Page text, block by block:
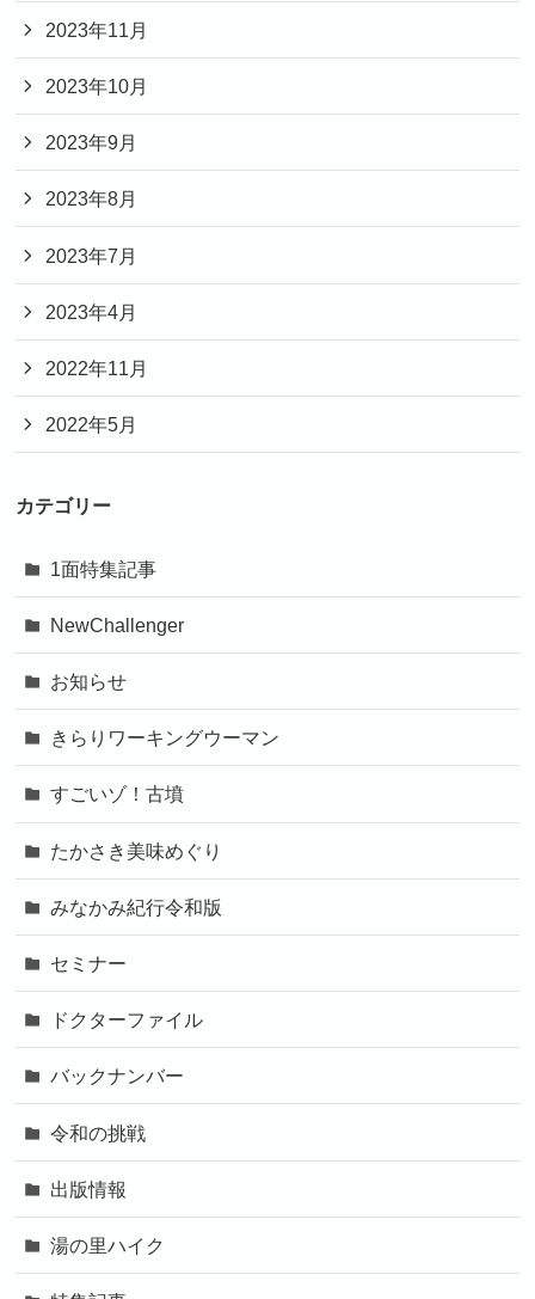
2023年11月
2023年10月
2023年9月
2023年8月
2023年7月
2023年4月
2022年11月
2022年5月
カテゴリー
1面特集記事
NewChallenger
お知らせ
きらりワーキングウーマン
すごいゾ！古墳
たかさき美味めぐり
みなかみ紀行令和版
セミナー
ドクターファイル
バックナンバー
令和の挑戦
出版情報
湯の里ハイク